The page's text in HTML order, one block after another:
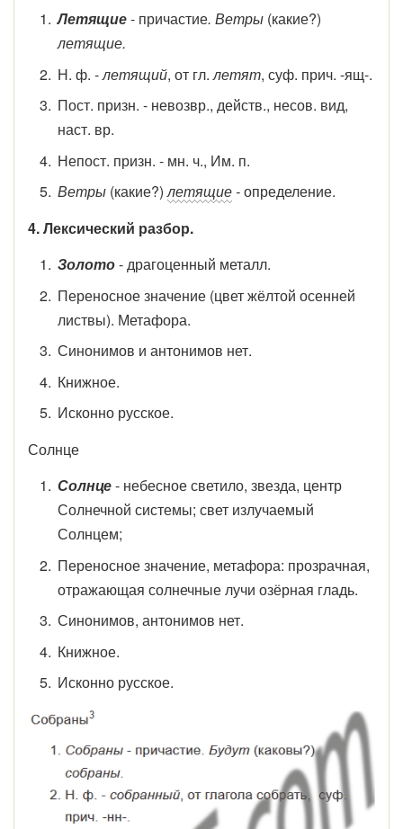
Летящие- причастие. Ветры (какие?)
летящие.
Н. ф. -летящий, от гл. летят, суф. прич. -ящ-.
Пост. призн. - невозвр., действ., несов. вид,
наст. вр.
Непост. призн. - мн. ч., Им. п.
Ветры (какие?)летящие-определение.
4. Лексический разбор.
Золото- драгоценный металл.
Переносное значение (цвет жёлтой осенней
листвы). Метафора.
Синонимов и антонимов нет.
Книжное.
Исконно русское.
Солнце
Солнце- небесное светило, звезда, центр
Солнечной системы; свет излучаемый
Солнцем;
Переносное значение, метафора: прозрачная,
отражающая солнечные лучи озёрная гладь.
Синонимов, антонимов нет.
Книжное.
Исконно русское.